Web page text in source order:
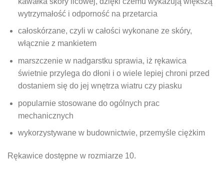
wytrzymałość i odporność na przetarcia
całoskórzane, czyli w całości wykonane ze skóry,
włącznie z mankietem
marszczenie w nadgarstku sprawia, iż rękawica
świetnie przylega do dłoni i o wiele lepiej chroni przed
dostaniem się do jej wnętrza wiatru czy piasku
popularnie stosowane do ogólnych prac
mechanicznych
wykorzystywane w budownictwie, przemyśle ciężkim
Rękawice dostępne w rozmiarze 10.